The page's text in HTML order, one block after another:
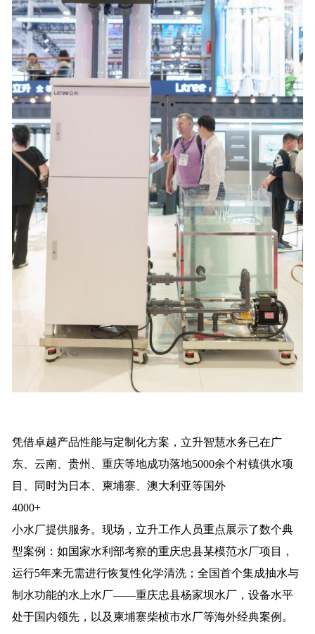
凭借卓越产品性能与定制化方案，立升智慧水务已在广
东、云南、贵州、重庆等地成功落地5000余个村镇供水项
目、同时为日本、柬埔寨、澳大利亚等国外
4000+
小水厂提供服务。现场，立升工作人员重点展示了数个典
型案例：如国家水利部考察的重庆忠县某模范水厂项目，
运行5年来无需进行恢复性化学清洗；全国首个集成抽水与
制水功能的水上水厂——重庆忠县杨家坝水厂，设备水平
处于国内领先，以及柬埔寨柴桢市水厂等海外经典案例。